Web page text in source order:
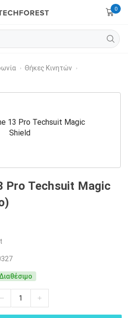
0
› Θήκες Κινητών ›
Pro Techsuit Magic